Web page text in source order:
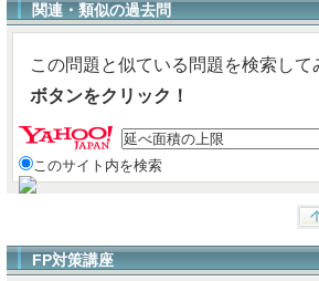
関連・類似の過去問
この問題と似ている問題を検索して
ボタンをクリック！
このサイト内を検索
FP対策講座